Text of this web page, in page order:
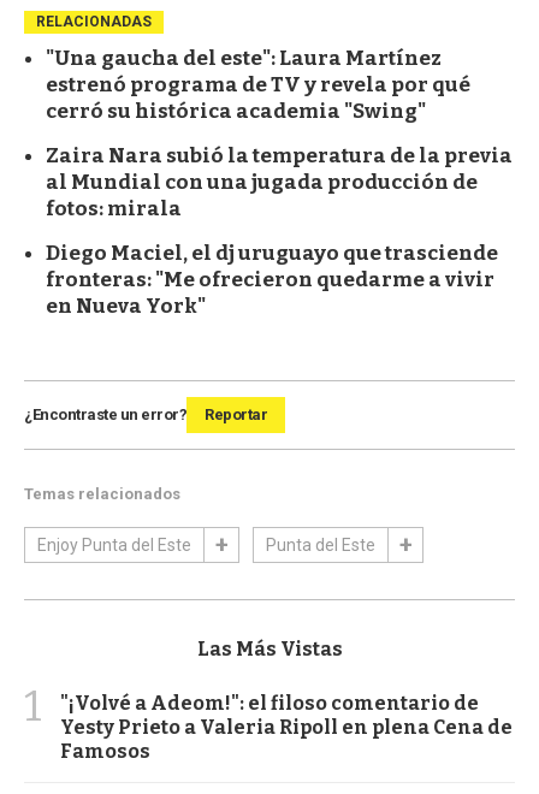
RELACIONADAS
"Una gaucha del este": Laura Martínez
estrenó programa de TV y revela por qué
cerró su histórica academia "Swing"
Zaira Nara subió la temperatura de la previa
al Mundial con una jugada producción de
fotos: mirala
Diego Maciel, el dj uruguayo que trasciende
fronteras: "Me ofrecieron quedarme a vivir
en Nueva York"
¿Encontraste un error? Reportar
Temas relacionados
Enjoy Punta del Este Punta del Este
Las Más Vistas
1
"¡Volvé a Adeom!": el filoso comentario de
Yesty Prieto a Valeria Ripoll en plena Cena de
Famosos